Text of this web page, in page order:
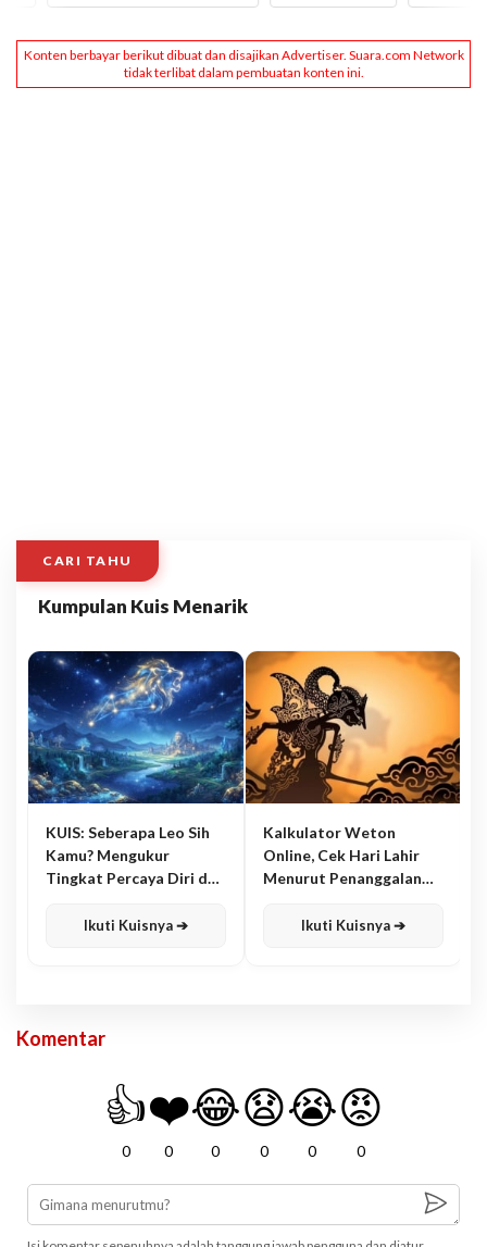
CARI TAHU
Kumpulan Kuis Menarik
KUIS: Seberapa Leo Sih
Kamu? Mengukur
Tingkat Percaya Diri dan
Ikuti Kuisnya ➔
Kalkulator Weton
Online, Cek Hari Lahir
Menurut Penanggalan
Ikuti Kuisnya ➔
Komentar
👍
0
❤️
0
😂
0
😧
0
😭
0
😡
0